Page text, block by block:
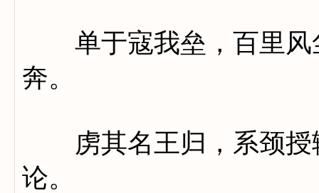
单于寇我垒，百里风
奔。
虏其名王归，系颈授
论。